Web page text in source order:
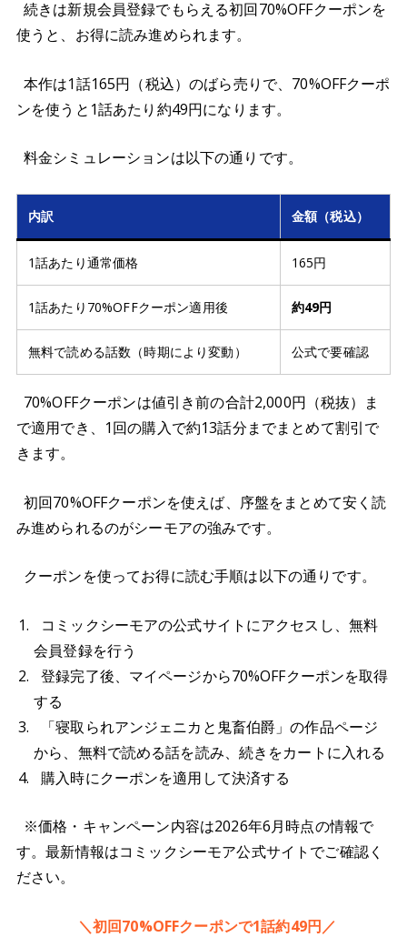
続きは新規会員登録でもらえる初回70%OFFクーポンを
使うと、お得に読み進められます。
本作は1話165円（税込）のばら売りで、70%OFFクーポ
ンを使うと1話あたり約49円になります。
料金シミュレーションは以下の通りです。
内訳 金額（税込）
1話あたり通常価格 165円
1話あたり70%OFFクーポン適用後 約49円
無料で読める話数（時期により変動） 公式で要確認
70%OFFクーポンは値引き前の合計2,000円（税抜）ま
で適用でき、1回の購入で約13話分までまとめて割引で
きます。
初回70%OFFクーポンを使えば、序盤をまとめて安く読
み進められるのがシーモアの強みです。
クーポンを使ってお得に読む手順は以下の通りです。
コミックシーモアの公式サイトにアクセスし、無料
会員登録を行う
登録完了後、マイページから70%OFFクーポンを取得
する
「寝取られアンジェニカと鬼畜伯爵」の作品ページ
から、無料で読める話を読み、続きをカートに入れる
購入時にクーポンを適用して決済する
※価格・キャンペーン内容は2026年6月時点の情報で
す。最新情報はコミックシーモア公式サイトでご確認く
ださい。
＼初回70%OFFクーポンで1話約49円／